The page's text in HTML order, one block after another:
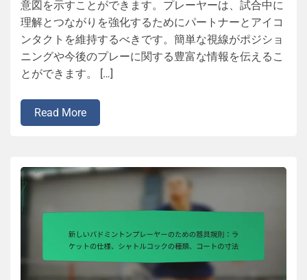
意図を示すことができます。プレーヤーは、試合中に
理解とつながりを強化するためにパートナーとアイコ
ンタクトを維持するべきです。簡単な視線がポジショ
ニングや今後のプレーに関する豊富な情報を伝えるこ
とができます。 […]
Read More